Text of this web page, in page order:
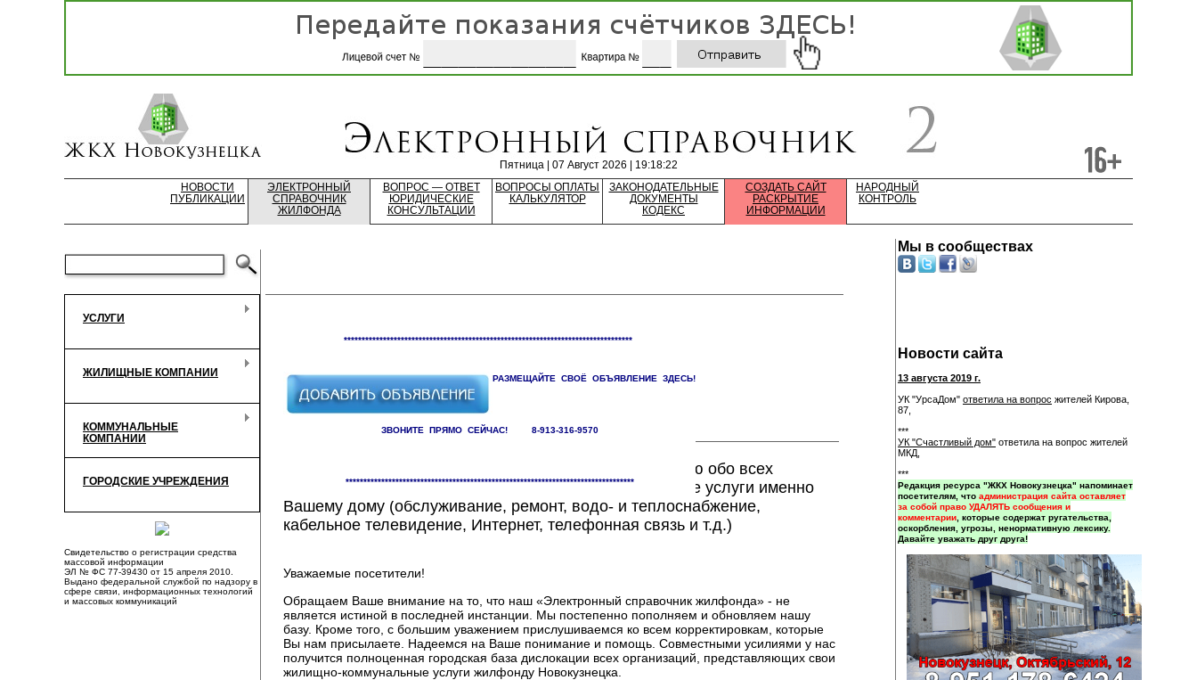
Пятница | 07 Август 2026 | 19:18:22
НОВОСТИ
ПУБЛИКАЦИИ
ЭЛЕКТРОННЫЙ
СПРАВОЧНИК
ЖИЛФОНДА
ВОПРОС — ОТВЕТ
ЮРИДИЧЕСКИЕ
КОНСУЛЬТАЦИИ
ВОПРОСЫ ОПЛАТЫ
КАЛЬКУЛЯТОР
ЗАКОНОДАТЕЛЬНЫЕ
ДОКУМЕНТЫ
КОДЕКС
СОЗДАТЬ САЙТ
РАСКРЫТИЕ
ИНФОРМАЦИИ
НАРОДНЫЙ
КОНТРОЛЬ
УСЛУГИ
ЖИЛИЩНЫЕ КОМПАНИИ
КОММУНАЛЬНЫЕ
КОМПАНИИ
ГОРОДСКИЕ УЧРЕЖДЕНИЯ
Свидетельство о регистрации средства
массовой информации
ЭЛ № ФС 77-39430 от 15 апреля 2010.
Выдано федеральной службой по надзору в
сфере связи, информационных технологий
и массовых коммуникаций
*********************************************************************************
РАЗМЕЩАЙТЕ СВОЁ ОБЪЯВЛЕНИЕ ЗДЕСЬ!
ЗВОНИТЕ ПРЯМО СЕЙЧАС! 8-913-316-9570
*********************************************************************************
Здесь Вы сможете найти исчерпывающую информацию обо всех
компаниях, предоставляющих жилищно-коммунальные услуги именно
Вашему дому (обслуживание, ремонт, водо- и теплоснабжение,
кабельное телевидение, Интернет, телефонная связь и т.д.)
Уважаемые посетители!
Обращаем Ваше внимание на то, что наш «Электронный справочник жилфонда» - не
является истиной в последней инстанции. Мы постепенно пополняем и обновляем нашу
базу. Кроме того, с большим уважением прислушиваемся ко всем корректировкам, которые
Вы нам присылаете. Надеемся на Ваше понимание и помощь. Совместными усилиями у нас
получится полноценная городская база дислокации всех организаций, представляющих свои
жилищно-коммунальные услуги жилфонду Новокузнецка.
Мы в сообществах
Новости сайта
13 августа 2019 г.
УК "УрсаДом" ответила на вопрос жителей Кирова,
87,
***
УК "Счастливый дом" ответила на вопрос жителей
МКД,
***
Редакция ресурса "ЖКХ Новокузнецка" напоминает
посетителям, что администрация сайта оставляет
за собой право УДАЛЯТЬ сообщения и
комментарии , которые содержат ругательства,
оскорбления, угрозы, ненормативную лексику.
Давайте уважать друг друга!